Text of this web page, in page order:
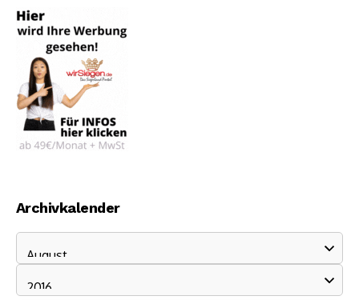
Archivkalender